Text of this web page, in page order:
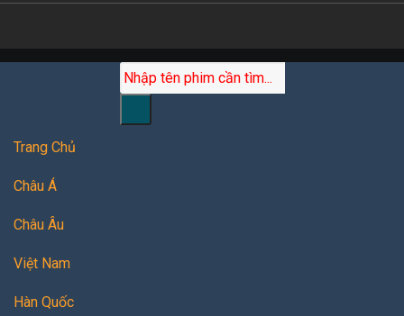
Trang Chủ
Châu Á
Châu Âu
Việt Nam
Hàn Quốc